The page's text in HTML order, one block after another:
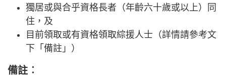
獨居或與合乎資格長者（年齡六十歲或以上）同
住，及
目前領取或有資格領取綜援人士（詳情請參考文
下「備註」）
備註︰